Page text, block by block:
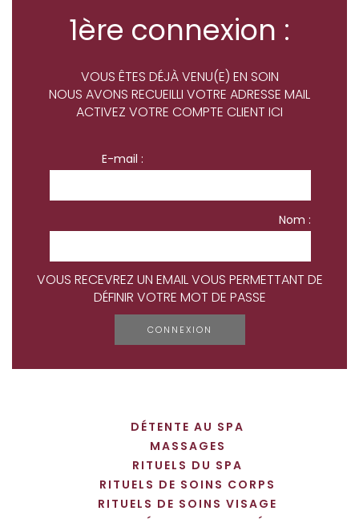
1ère connexion :
VOUS ÊTES DÉJÀ VENU(E) EN SOIN
NOUS AVONS RECUEILLI VOTRE ADRESSE MAIL
ACTIVEZ VOTRE COMPTE CLIENT ICI
E-mail :
Nom :
VOUS RECEVREZ UN EMAIL VOUS PERMETTANT DE
DÉFINIR VOTRE MOT DE PASSE
DÉTENTE AU SPA
MASSAGES
RITUELS DU SPA
RITUELS DE SOINS CORPS
RITUELS DE SOINS VISAGE